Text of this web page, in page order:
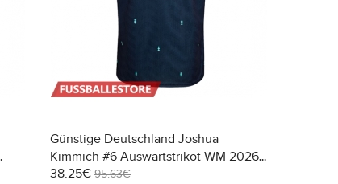
Günstige Deutschland Joshua
Kimmich #6 Auswärtstrikot WM 2026
Kurzarm
38.25€ 95.63€